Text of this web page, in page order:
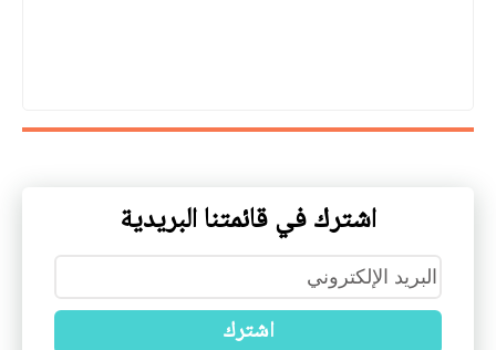
اشترك في قائمتنا البريدية
اشترك